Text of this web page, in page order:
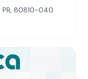
PR, 80810-040